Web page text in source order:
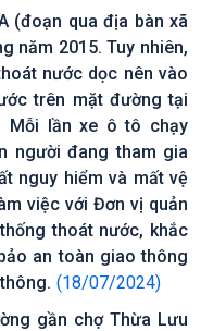
(đoạn qua địa bàn xã
năm 2015. Tuy nhiên,
nước dọc nên vào
trên mặt đường tại
Mỗi lần xe ô tô chạy
người đang tham gia
nguy hiểm và mất vệ
việc với Đơn vị quản
thoát nước, khắc
an toàn giao thông
(18/07/2024)
gần chợ Thừa Lưu